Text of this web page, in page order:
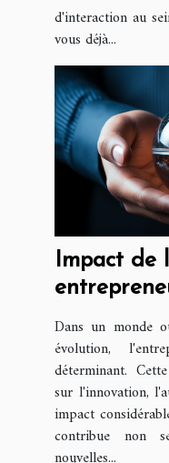
d'interaction au
vous déjà...
Impact de
l'économie
Dans un monde
évolution,
déterminant.
sur l'innovation,
impact
contribue non